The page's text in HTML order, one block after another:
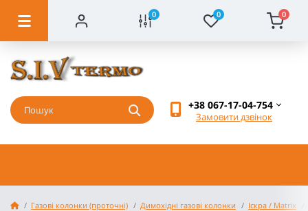
0 0 0
+38 067-17-04-754
Замовити дзвінок
Газові колонки (проточні) Димохідні газові колонки Іскра / Matrix